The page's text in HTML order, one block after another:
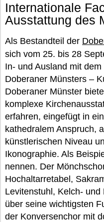
Internationale
Ausstattung des
Als Bestandteil der
sich vom 25. bis 28
In- und Ausland mit
Doberaner Münsters –
Doberaner Münster
komplexe
erfahren, eingefügt in
kathedralem Anspruch,
künstlerischen Niveau
Ikonographie. Als
nennen. Der
Hochaltarretabel,
Levitenstuhl, Kelch-
über seine wichtigsten
der Konversenchor mit